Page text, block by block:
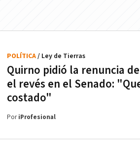
Quirno pidió la renuncia
el revés en el Senado:
costado"
POLÍTICA/ Ley de Tierras
PoriProfesional